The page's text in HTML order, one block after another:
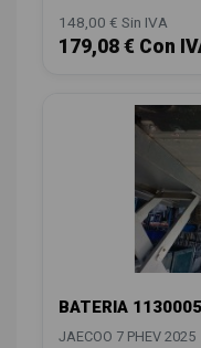
148,00 € Sin IVA
179,08 € Con
BATERIA
JAECOO 7 PHEV 2025